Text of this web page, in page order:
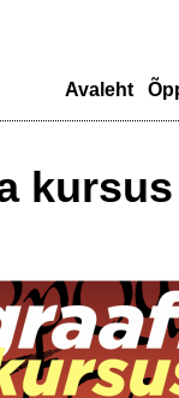
Avaleht
kursus